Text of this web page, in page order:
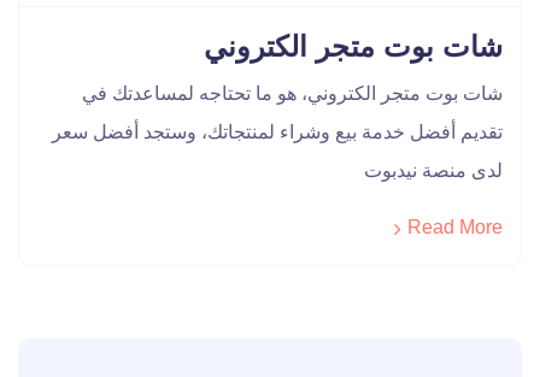
شات بوت متجر الكتروني
شات بوت متجر الكتروني، هو ما تحتاجه لمساعدتك في
تقديم أفضل خدمة بيع وشراء لمنتجاتك، وستجد أفضل سعر
لدى منصة نيدبوت
Read More